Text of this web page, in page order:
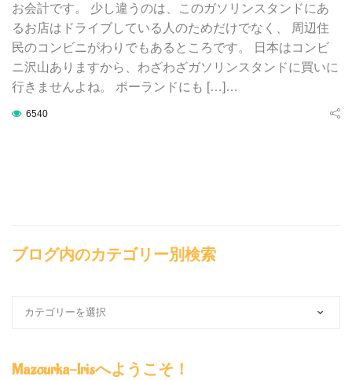
お会計です。 少し違うのは、このガソリンスタンドにあ
るお店はドライブしている人のためだけでなく、 周辺住
民のコンビニがわりでもあるところです。 日本はコンビ
ニ沢山ありますから、わざわざガソリンスタンドに買いに
行きませんよね。 ポーランドにも […]…
6540
ブログ内のカテゴリー別検索
の
Mazourka-Irisへようこそ！